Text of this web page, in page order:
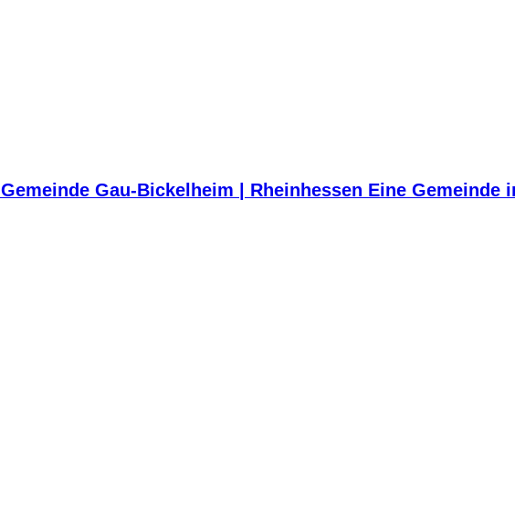
Gemeinde Gau-Bickelheim | Rheinhessen Eine Gemeinde